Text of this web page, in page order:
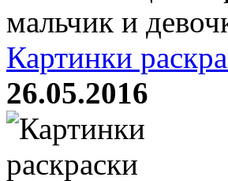
мальчик и
Картинки
26.05.2016